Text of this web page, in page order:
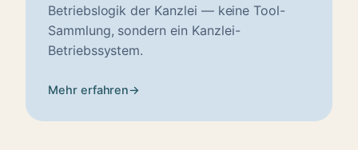
Betriebslogik der Kanzlei — keine Tool-
Sammlung, sondern ein Kanzlei-
Betriebssystem.
Mehr erfahren→